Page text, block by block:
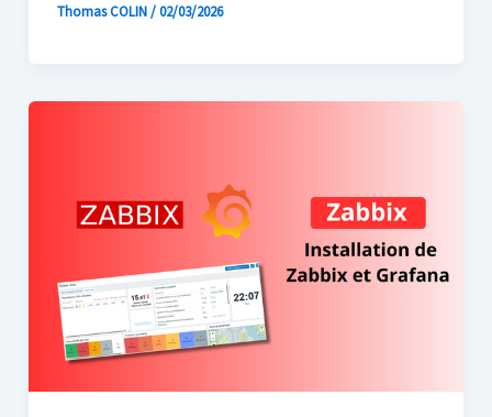
Thomas COLIN/02/03/2026